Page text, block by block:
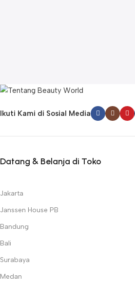
Ikuti Kami di Sosial Media
Datang & Belanja di Toko
Jakarta
Janssen House PB
Bandung
Bali
Surabaya
Medan